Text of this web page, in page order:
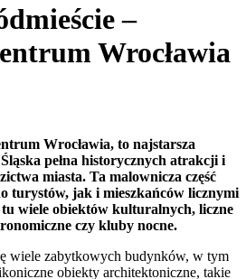
–
Wrocławia
Wrocławia, to najstarsza
pełna historycznych atrakcji i
miasta. Ta malownicza część
turystów, jak i mieszkańców licznymi
wiele obiektów kulturalnych, liczne
czy kluby nocne.
wiele zabytkowych budynków, w tym
obiekty architektoniczne, takie